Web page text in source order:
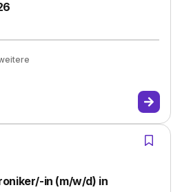
in (m/w/d) in